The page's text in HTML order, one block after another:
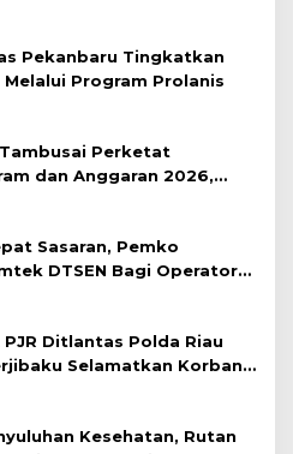
Pekanbaru Tingkatkan
Program Prolanis
Perketat
dan Anggaran 2026,
Sasaran
Sasaran, Pemko
DTSEN Bagi Operator
Ditlantas Polda Riau
Selamatkan Korban
Kesehatan, Rutan